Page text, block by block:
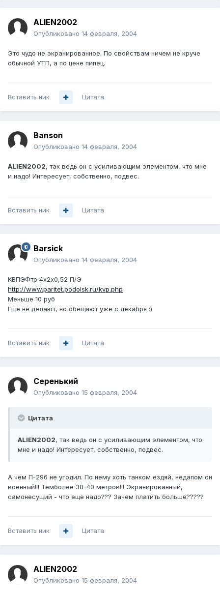
ALIEN2002
Опубликовано 14 февраля, 2004
Это чудо не экранированное. По свойствам ничем не круче
обычной УТП, а по цене пипец.
Вставить ник Цитата
Banson
Опубликовано 14 февраля, 2004
ALIEN2002, так ведь он с усиливающим элементом, что мне
и надо! Интересует, собственно, подвес.
Вставить ник Цитата
Barsick
Опубликовано 14 февраля, 2004
КВПЭФтр 4х2х0,52 П/Э
http://www.paritet.podolsk.ru/kvp.php
Меньше 10 руб
Еще не делают, но обещают уже с декабря :)
Вставить ник Цитата
Серенький
Опубликовано 15 февраля, 2004
Цитата
ALIEN2002, так ведь он с усиливающим элементом, что
мне и надо! Интересует, собственно, подвес.
А чем П-296 не угодил. По нему хоть танком ездяй, недапом он
военный!!! Темболее 30-40 метров!!! Экранированный,
самонесущий - что еще надо??? Зачем платить больше?????
Вставить ник Цитата
ALIEN2002
Опубликовано 15 февраля, 2004